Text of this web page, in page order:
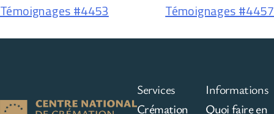
Témoignages #4453 Témoignages #4457
Services
Crémation
Informations
Quoi faire en